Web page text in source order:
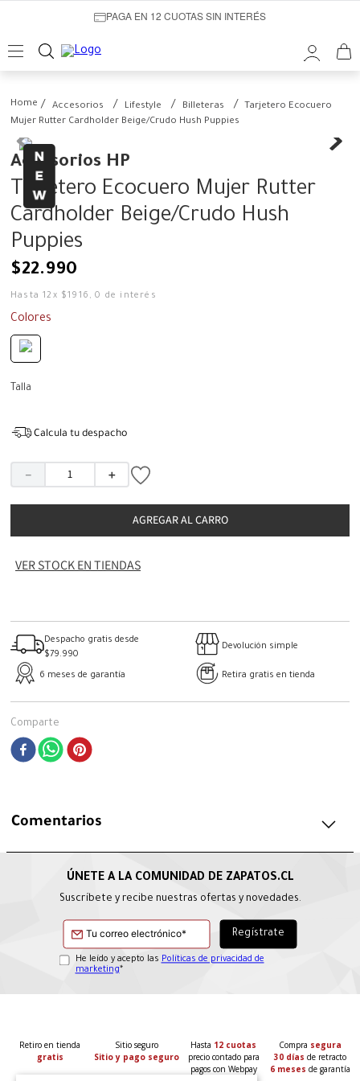
PAGA EN 12 CUOTAS SIN INTERÉS
Accesorios Lifestyle Billeteras
Tarjetero Ecocuero
Mujer Rutter Cardholder Beige/Crudo Hush Puppies
Accesorios HP
Tarjetero Ecocuero Mujer Rutter
Cardholder Beige/Crudo Hush
Puppies
$22.990
Hasta12 x $1916 ,0 de interés
Colores
Talla
Calcula tu despacho
＋
－
AGREGAR AL CARRO
VER STOCK EN TIENDAS
Despacho gratis desde
$79.990
Devolución simple
6 meses de garantía Retira gratis en tienda
Comparte
Comentarios
Suscríbete y recibe nuestras ofertas y novedades.
He leído y acepto las Políticas de privacidad de
marketing*
Retiro en tienda
gratis
Sitio seguro
Sitio y pago seguro
Hasta 12 cuotas
precio contado para
pagos con Webpay
Compra segura
30 días de retracto
6 meses de garantía